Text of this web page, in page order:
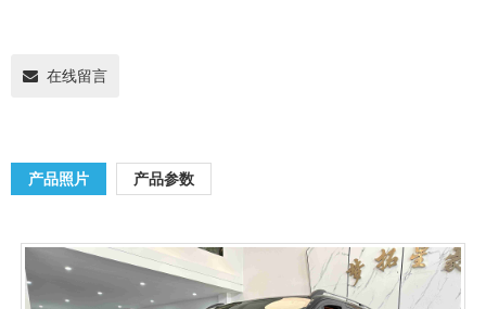
在线留言
产品照片 产品参数